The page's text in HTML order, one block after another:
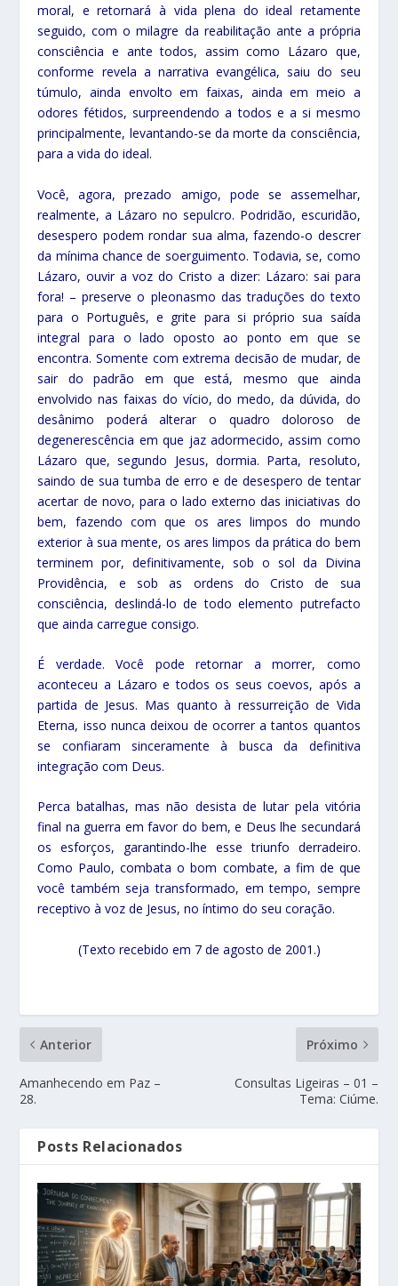
moral, e retornará à vida plena do ideal retamente
seguido, com o milagre da reabilitação ante a própria
consciência e ante todos, assim como Lázaro que,
conforme revela a narrativa evangélica, saiu do seu
túmulo, ainda envolto em faixas, ainda em meio a
odores fétidos, surpreendendo a todos e a si mesmo
principalmente, levantando-se da morte da consciência,
para a vida do ideal.
Você, agora, prezado amigo, pode se assemelhar,
realmente, a Lázaro no sepulcro. Podridão, escuridão,
desespero podem rondar sua alma, fazendo-o descrer
da mínima chance de soerguimento. Todavia, se, como
Lázaro, ouvir a voz do Cristo a dizer: Lázaro: sai para
fora! – preserve o pleonasmo das traduções do texto
para o Português, e grite para si próprio sua saída
integral para o lado oposto ao ponto em que se
encontra. Somente com extrema decisão de mudar, de
sair do padrão em que está, mesmo que ainda
envolvido nas faixas do vício, do medo, da dúvida, do
desânimo poderá alterar o quadro doloroso de
degenerescência em que jaz adormecido, assim como
Lázaro que, segundo Jesus, dormia. Parta, resoluto,
saindo de sua tumba de erro e de desespero de tentar
acertar de novo, para o lado externo das iniciativas do
bem, fazendo com que os ares limpos do mundo
exterior à sua mente, os ares limpos da prática do bem
terminem por, definitivamente, sob o sol da Divina
Providência, e sob as ordens do Cristo de sua
consciência, deslindá-lo de todo elemento putrefacto
que ainda carregue consigo.
É verdade. Você pode retornar a morrer, como
aconteceu a Lázaro e todos os seus coevos, após a
partida de Jesus. Mas quanto à ressurreição de Vida
Eterna, isso nunca deixou de ocorrer a tantos quantos
se confiaram sinceramente à busca da definitiva
integração com Deus.
Perca batalhas, mas não desista de lutar pela vitória
final na guerra em favor do bem, e Deus lhe secundará
os esforços, garantindo-lhe esse triunfo derradeiro.
Como Paulo, combata o bom combate, a fim de que
você também seja transformado, em tempo, sempre
receptivo à voz de Jesus, no íntimo do seu coração.
(Texto recebido em 7 de agosto de 2001.)
Anterior
Amanhecendo em Paz –
28.
Próximo
Consultas Ligeiras – 01 –
Tema: Ciúme.
Posts Relacionados